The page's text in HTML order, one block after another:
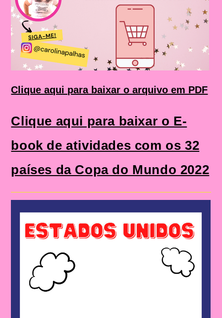
Clique aqui para baixar o arquivo em PDF
Clique aqui para baixar o E-
book de atividades com os 32
países da Copa do Mundo 2022